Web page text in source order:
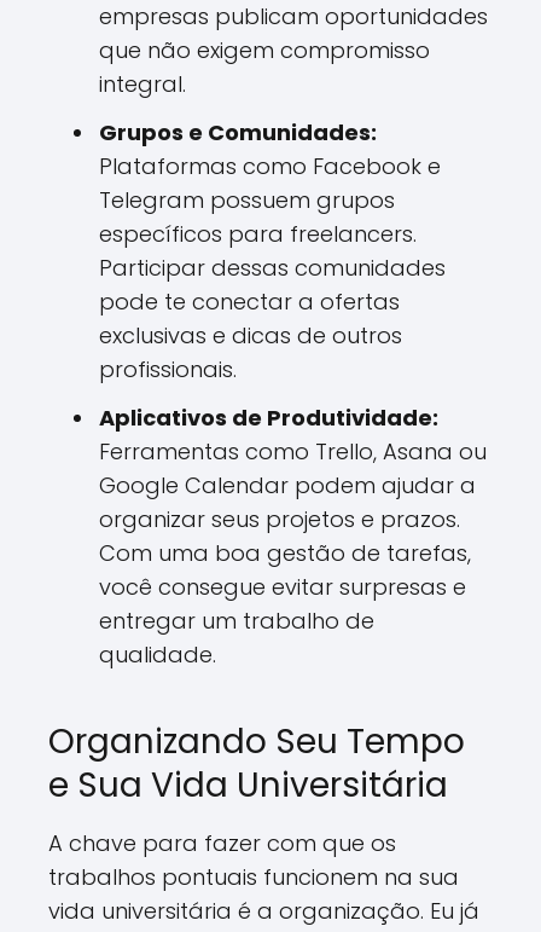
empresas publicam oportunidades
que não exigem compromisso
integral.
Grupos e Comunidades:
Plataformas como Facebook e
Telegram possuem grupos
específicos para freelancers.
Participar dessas comunidades
pode te conectar a ofertas
exclusivas e dicas de outros
profissionais.
Aplicativos de Produtividade:
Ferramentas como Trello, Asana ou
Google Calendar podem ajudar a
organizar seus projetos e prazos.
Com uma boa gestão de tarefas,
você consegue evitar surpresas e
entregar um trabalho de
qualidade.
Organizando Seu Tempo
e Sua Vida Universitária
A chave para fazer com que os
trabalhos pontuais funcionem na sua
vida universitária é a organização. Eu já